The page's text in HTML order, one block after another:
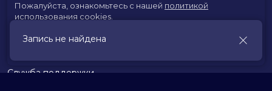
Запись не найдена
Расписание
Скоро в кино
Новости и акции
Служба поддержки
Пожалуйста, ознакомьтесь с нашей политикой
использования cookies